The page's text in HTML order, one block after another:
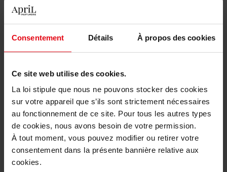
Consentement Détails À propos des cookies
Ce site web utilise des cookies.
La loi stipule que nous ne pouvons stocker des cookies
sur votre appareil que s’ils sont strictement nécessaires
au fonctionnement de ce site. Pour tous les autres types
de cookies, nous avons besoin de votre permission.
À tout moment, vous pouvez modifier ou retirer votre
consentement dans la présente bannière relative aux
cookies.
Gratis verpakking
Beschrijving
Gebruiksadvies
Karakteristieken